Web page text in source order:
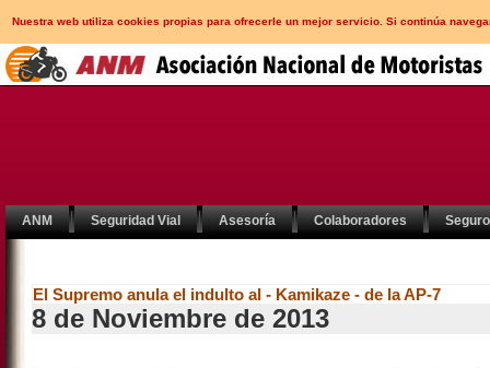
Nuestra web utiliza cookies propias para ofrecerle un mejor servicio. Si continúa
ANM Seguridad Vial Asesoría Colaboradores
El Supremo anula el indulto al - Kamikaze - de la AP-7
8 de Noviembre de 2013